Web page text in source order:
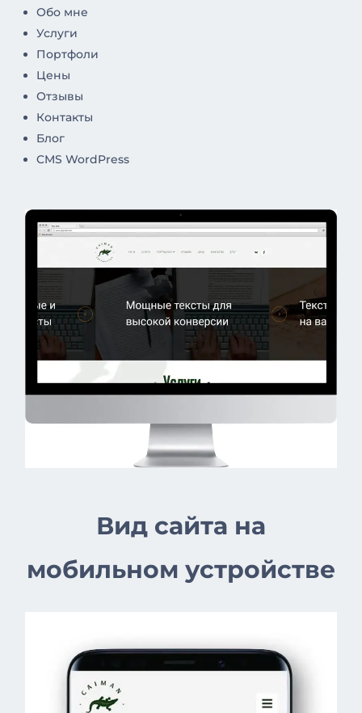
Обо мне
Услуги
Портфоли
Цены
Отзывы
Контакты
Блог
CMS WordPress
Вид сайта на
мобильном устройстве